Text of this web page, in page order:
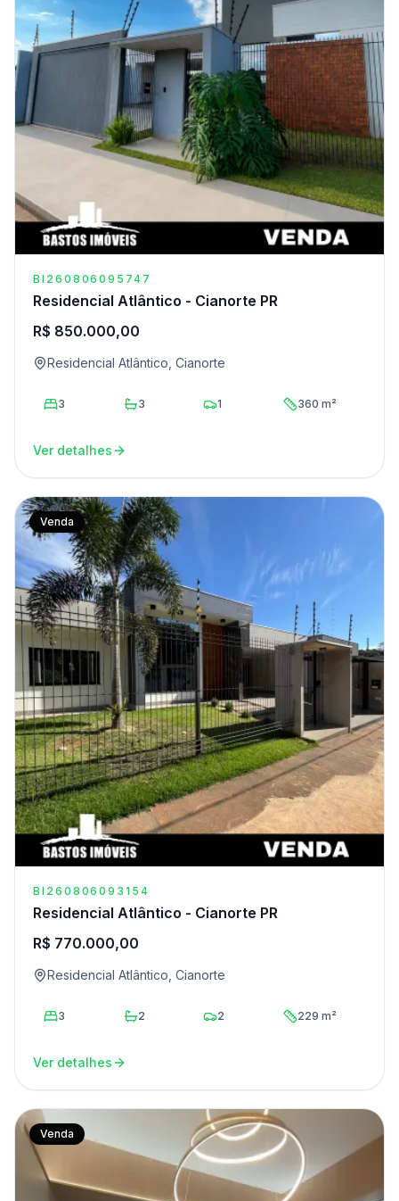
BI260806095747
Residencial Atlântico - Cianorte PR
R$ 850.000,00
Residencial Atlântico, Cianorte
3 3 1 360 m²
Ver detalhes
Venda
BI260806093154
Residencial Atlântico - Cianorte PR
R$ 770.000,00
Residencial Atlântico, Cianorte
3 2 2 229 m²
Ver detalhes
Venda